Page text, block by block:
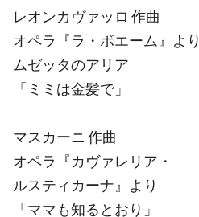
レオンカヴァッロ 作曲
オペラ『ラ・ボエーム』より
ムゼッタのアリア
「ミミは金髪で」
マスカーニ 作曲
オペラ『カヴァレリア・
ルスティカーナ』より
「ママも知るとおり」